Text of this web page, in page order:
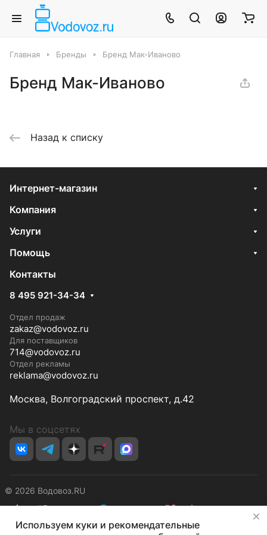
Главная Бренды Бренд Мак-Иваново
Бренд Мак-Иваново
Назад к списку
Интернет-магазин
Компания
Услуги
Помощь
Контакты
8 495 921-34-34
Отдел продаж
zakaz@vodovoz.ru
Для поставщиков
714@vodovoz.ru
Отдел рекламы
reklama@vodovoz.ru
Москва, Волгоградский проспект, д.42
Мы в соцсетях
© 2026 Водовоз.RU
КонфиденциальностьОферта
Используем куки и рекомендательные